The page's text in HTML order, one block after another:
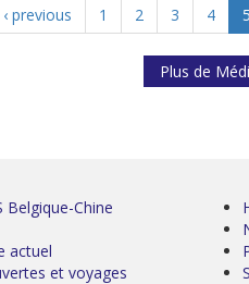
‹ previous 1 2 3 4 5
Plus de
Belgique-Chine
actuel
et voyages